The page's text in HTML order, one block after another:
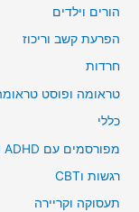
הורים וילדים
הפרעת קשב וריכוז
חרדות
טראומה ופוסט
כללי
מפורסמים עם ADHD ולקויות למידה
רגשות וCBT
תעסוקה וקריירה